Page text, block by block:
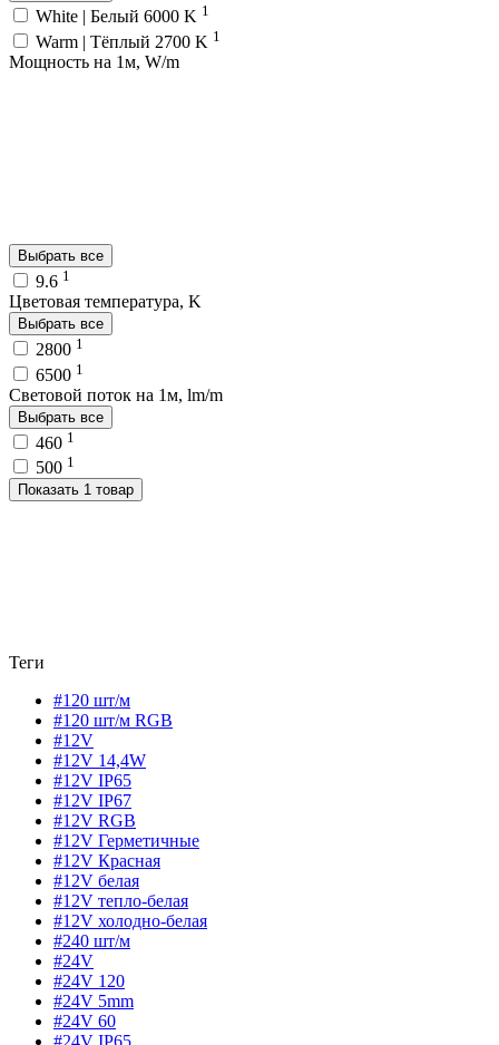
White | Белый 6000 K 1
Warm | Тёплый 2700 K 1
Мощность на 1м, W/m
Выбрать все
9.6 1
Цветовая температура, K
Выбрать все
2800 1
6500 1
Световой поток на 1м, lm/m
Выбрать все
460 1
500 1
Показать 1 товар
Теги
#120 шт/м
#120 шт/м RGB
#12V
#12V 14,4W
#12V IP65
#12V IP67
#12V RGB
#12V Герметичные
#12V Красная
#12V белая
#12V тепло-белая
#12V холодно-белая
#240 шт/м
#24V
#24V 120
#24V 5mm
#24V 60